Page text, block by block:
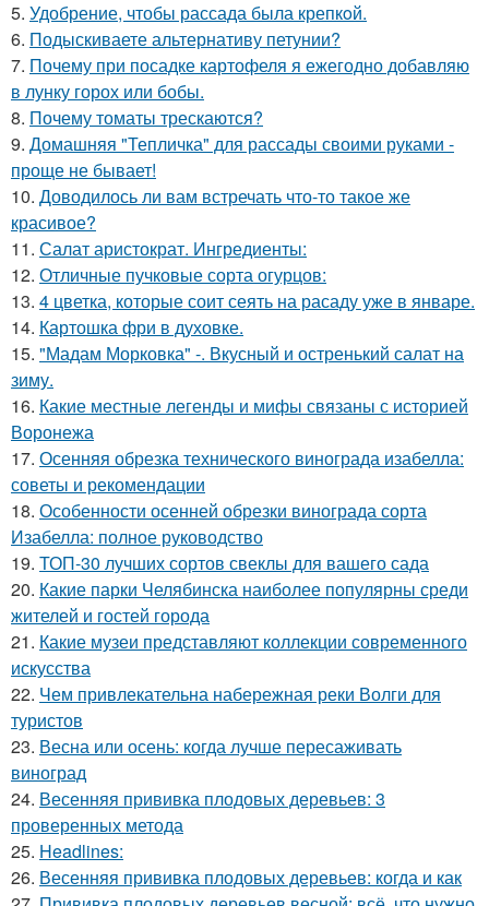
5. Удобрение, чтобы рассада была крепкoй.
6. Подыскиваете альтернативу петунии?
7. Почему при посадке картофеля я ежегодно добавляю
в лунку горох или бобы.
8. Почему томаты трескаются?
9. Домашняя "Тепличка" для рассады своими руками -
проще не бывает!
10. Доводилось ли вам встречать что-то такое же
красивое?
11. Салат аристократ. Ингредиенты:
12. Отличные пучковые сорта огурцов:
13. 4 цветка, которые соит сеять на расаду уже в январе.
14. Картошка фри в духовке.
15. "Мадам Морковка" -. Вкусный и остренький салат на
зиму.
16. Какие местные легенды и мифы связаны с историей
Воронежа
17. Осенняя обрезка технического винограда изабелла:
советы и рекомендации
18. Особенности осенней обрезки винограда сорта
Изабелла: полное руководство
19. ТОП-30 лучших сортов свеклы для вашего сада
20. Какие парки Челябинска наиболее популярны среди
жителей и гостей города
21. Какие музеи представляют коллекции современного
искусства
22. Чем привлекательна набережная реки Волги для
туристов
23. Весна или осень: когда лучше пересаживать
виноград
24. Весенняя прививка плодовых деревьев: 3
проверенных метода
25. Headlines:
26. Весенняя прививка плодовых деревьев: когда и как